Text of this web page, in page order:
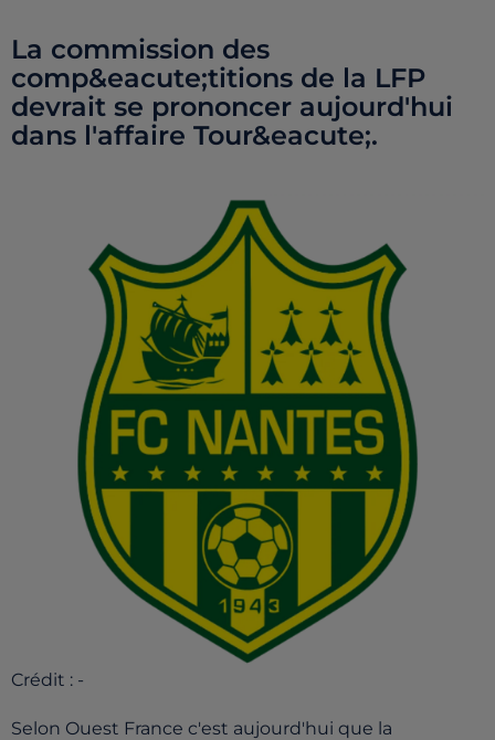
La commission des
comp&eacute;titions de la LFP
devrait se prononcer aujourd'hui
dans l'affaire Tour&eacute;.
Crédit : -
Selon Ouest France c'est aujourd'hui que la